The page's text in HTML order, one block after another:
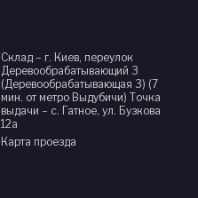
Склад – г. Киев, переулок
Деревообрабатывающий 3
(Деревообрабатывающая 3) (7
мин. от метро Выдубичи) Точка
выдачи – с. Гатное, ул. Бузкова
12а
Карта проезда